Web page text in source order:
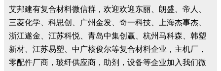
艾邦建有复合材料微信群，欢迎欢迎东丽、朗盛、帝人、
三菱化学、科思创、广州金发、奇一科技、上海杰事杰、
浙江遂金、江苏科悦、青岛中集创赢、杭州马科森、韩塑
新材、江苏易塑、中广核俊尔等复合材料企业，主机厂，
零配件厂商，玻纤供应商，助剂，设备等企业加入我们微